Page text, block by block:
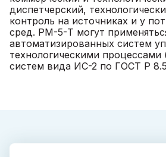
диспетчерский,
контроль на источниках и у
сред. РМ-5-Т могут
автоматизированных систем
технологическими процессами
систем вида ИС-2 по ГОСТ Р